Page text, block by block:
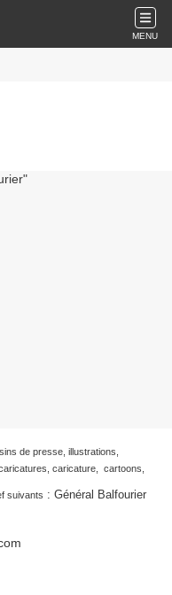
MENU
de presse, illustrations,
caricature, cartoons,
suivants : Général Balfourier